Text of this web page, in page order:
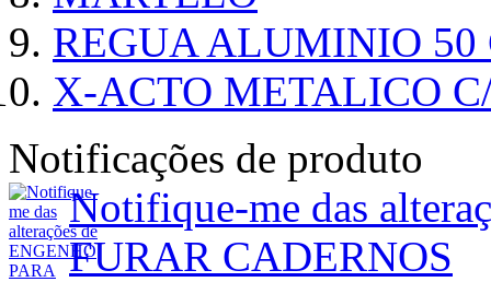
REGUA ALUMINIO 50
X-ACTO METALICO
Notificações de produto
Notifique-me das
FURAR CADERNOS